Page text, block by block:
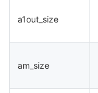
a1out_size
am_size